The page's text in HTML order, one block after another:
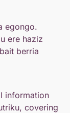
egongo.
ere haziz
berria
information
covering